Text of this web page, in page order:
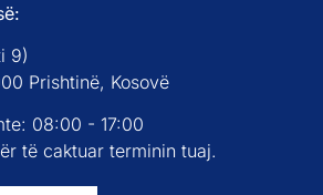
9)
Prishtinë, Kosovë
08:00 - 17:00
të caktuar terminin tuaj.